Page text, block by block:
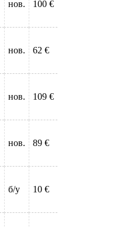
нов. 100 €
нов. 62 €
нов. 109 €
нов. 89 €
б/у 10 €